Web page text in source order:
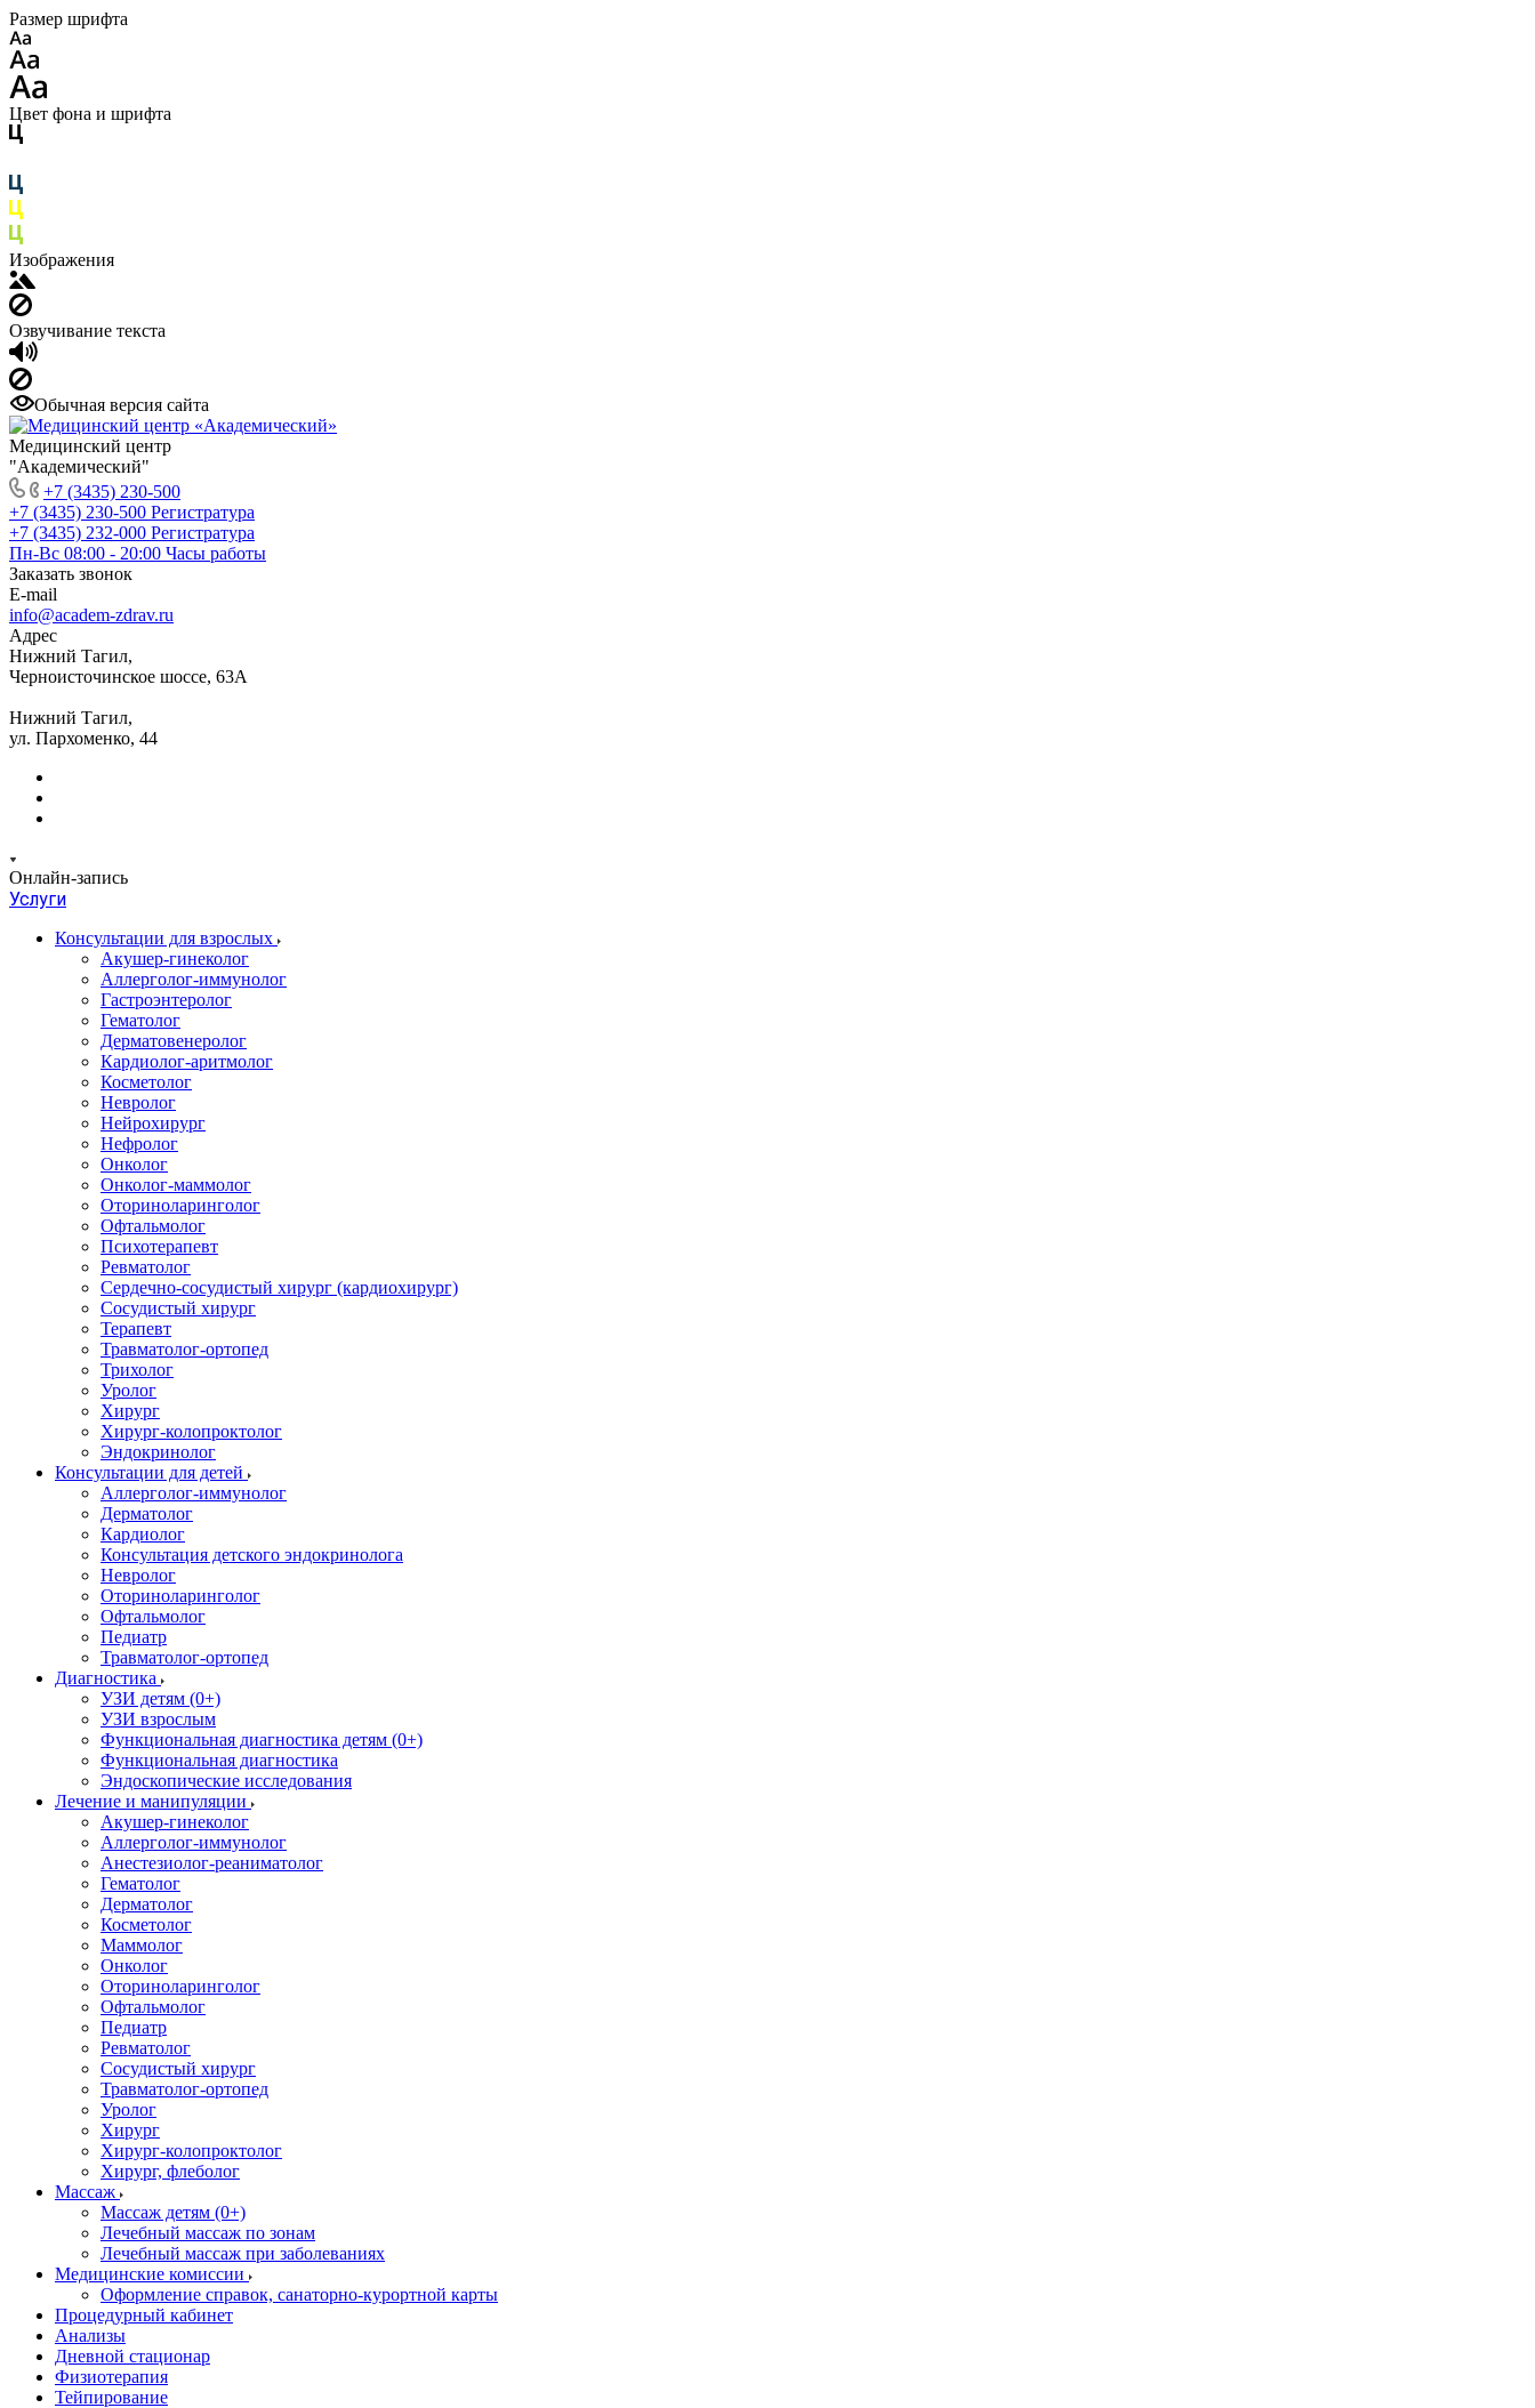
Размер шрифта
Цвет фона и шрифта
Изображения
Озвучивание текста
Обычная версия сайта
Медицинский центр
"Академический"
+7 (3435) 230-500
+7 (3435) 230-500 Регистратура
+7 (3435) 232-000 Регистратура
Пн-Вс 08:00 - 20:00 Часы работы
Заказать звонок
E-mail
info@academ-zdrav.ru
Адрес
Нижний Тагил,
Черноисточинское шоссе, 63А
Нижний Тагил,
ул. Пархоменко, 44
Онлайн-запись
Услуги
Консультации для взрослых
Акушер-гинеколог
Аллерголог-иммунолог
Гастроэнтеролог
Гематолог
Дерматовенеролог
Кардиолог-аритмолог
Косметолог
Невролог
Нейрохирург
Нефролог
Онколог
Онколог-маммолог
Оториноларинголог
Офтальмолог
Психотерапевт
Ревматолог
Сердечно-сосудистый хирург (кардиохирург)
Сосудистый хирург
Терапевт
Травматолог-ортопед
Трихолог
Уролог
Хирург
Хирург-колопроктолог
Эндокринолог
Консультации для детей
Аллерголог-иммунолог
Дерматолог
Кардиолог
Консультация детского эндокринолога
Невролог
Оториноларинголог
Офтальмолог
Педиатр
Травматолог-ортопед
Диагностика
УЗИ детям (0+)
УЗИ взрослым
Функциональная диагностика детям (0+)
Функциональная диагностика
Эндоскопические исследования
Лечение и манипуляции
Акушер-гинеколог
Аллерголог-иммунолог
Анестезиолог-реаниматолог
Гематолог
Дерматолог
Косметолог
Маммолог
Онколог
Оториноларинголог
Офтальмолог
Педиатр
Ревматолог
Сосудистый хирург
Травматолог-ортопед
Уролог
Хирург
Хирург-колопроктолог
Хирург, флеболог
Массаж
Массаж детям (0+)
Лечебный массаж по зонам
Лечебный массаж при заболеваниях
Медицинские комиссии
Оформление справок, санаторно-курортной карты
Процедурный кабинет
Анализы
Дневной стационар
Физиотерапия
Тейпирование